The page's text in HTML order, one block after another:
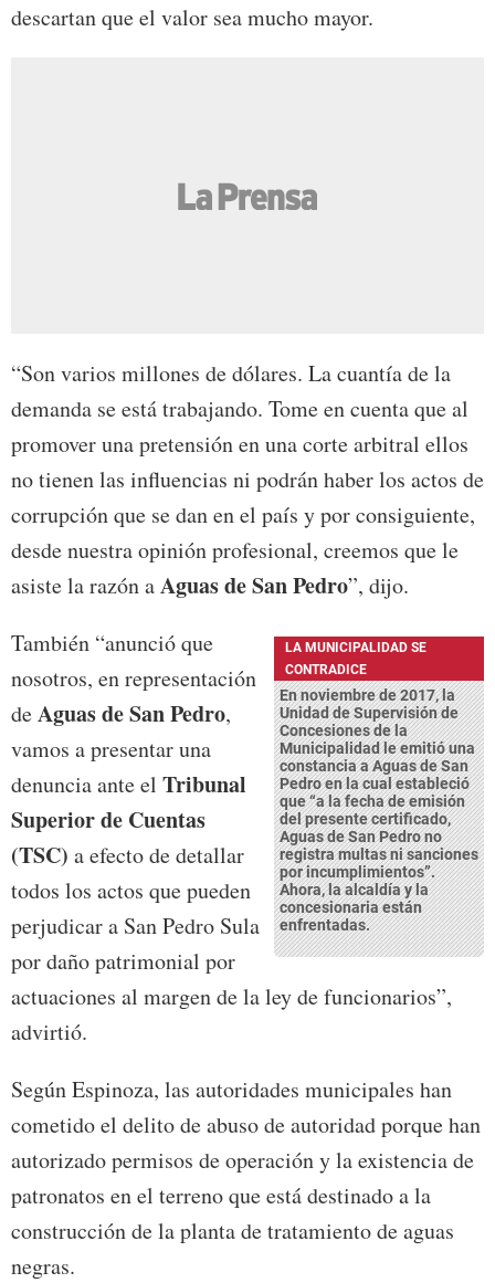
descartan que el valor sea mucho mayor.
“Son varios millones de dólares. La cuantía de la
demanda se está trabajando. Tome en cuenta que al
promover una pretensión en una corte arbitral ellos
no tienen las influencias ni podrán haber los actos de
corrupción que se dan en el país y por consiguiente,
desde nuestra opinión profesional, creemos que le
asiste la razón aAguas de San Pedro”, dijo.
LA MUNICIPALIDAD SE
CONTRADICE
En noviembre de 2017, la
Unidad de Supervisión de
Concesiones de la
Municipalidad le emitió una
constancia a Aguas de San
Pedro en la cual estableció
que “a la fecha de emisión
del presente certificado,
Aguas de San Pedro no
registra multas ni sanciones
por incumplimientos”.
Ahora, la alcaldía y la
concesionaria están
enfrentadas.
También “anunció que
nosotros, en representación
deAguas de San Pedro,
vamos a presentar una
denuncia ante el Tribunal
Superior de Cuentas
(TSC) a efecto de detallar
todos los actos que pueden
perjudicar a San Pedro Sula
por daño patrimonial por
actuaciones al margen de la ley de funcionarios”,
advirtió.
Según Espinoza, las autoridades municipales han
cometido el delito de abuso de autoridad porque han
autorizado permisos de operación y la existencia de
patronatos en el terreno que está destinado a la
construcción de la planta de tratamiento de aguas
negras.